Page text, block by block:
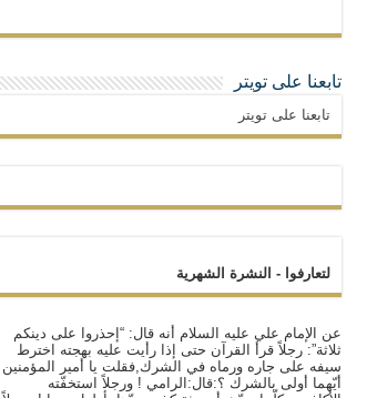
تابعنا على تويتر
تابعنا على تويتر
لتعارفوا - النشرة الشهرية
عن الإمام علي عليه السلام أنه قال: “إحذروا على دينكم
ثلاثة”: رجلاً قرأ القرآن حتى إذا رأيت عليه بهجته اخترط
سيفه على جاره ورماه في الشرك,فقلت يا أمير المؤمنين
أيّهما أولى بالشرك ؟:قال:الرامي ! ورجلاً استخفّته